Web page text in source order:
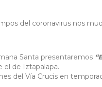
del coronavirus nos
Santa presentaremos
el de Iztapalapa.
del Vía Crucis en